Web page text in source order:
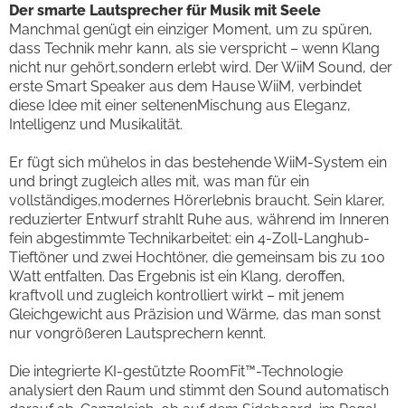
Der smarte Lautsprecher für Musik mit Seele
Manchmal genügt ein einziger Moment, um zu spüren,
dass Technik mehr kann, als sie verspricht – wenn Klang
nicht nur gehört,sondern erlebt wird. Der WiiM Sound, der
erste Smart Speaker aus dem Hause WiiM, verbindet
diese Idee mit einer seltenenMischung aus Eleganz,
Intelligenz und Musikalität.
Er fügt sich mühelos in das bestehende WiiM-System ein
und bringt zugleich alles mit, was man für ein
vollständiges,modernes Hörerlebnis braucht. Sein klarer,
reduzierter Entwurf strahlt Ruhe aus, während im Inneren
fein abgestimmte Technikarbeitet: ein 4-Zoll-Langhub-
Tieftöner und zwei Hochtöner, die gemeinsam bis zu 100
Watt entfalten. Das Ergebnis ist ein Klang, deroffen,
kraftvoll und zugleich kontrolliert wirkt – mit jenem
Gleichgewicht aus Präzision und Wärme, das man sonst
nur vongrößeren Lautsprechern kennt.
Die integrierte KI-gestützte RoomFit™-Technologie
analysiert den Raum und stimmt den Sound automatisch